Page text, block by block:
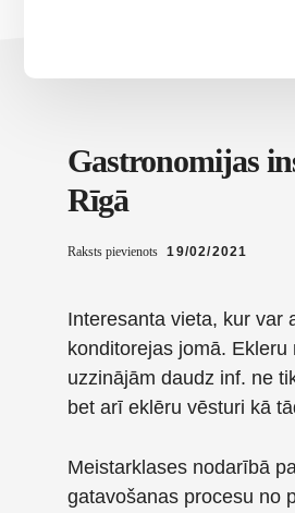
Gastronomijas
Rīgā
Raksts pievienots 19/02/2021
Interesanta vieta, kur var
konditorejas jomā. Ekleru
uzzinājām daudz inf. ne
bet arī eklēru vēsturi kā
Meistarklases nodarībā
gatavošanas procesu no